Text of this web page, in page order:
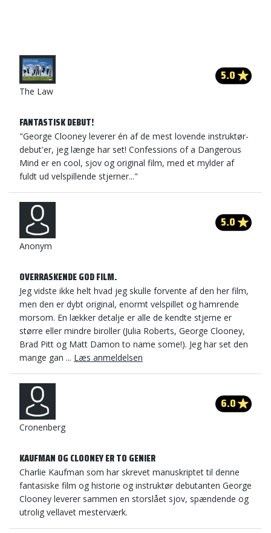
The Law
5.0
FANTASTISK DEBUT!
"George Clooney leverer én af de mest lovende instruktør-
debut'er, jeg længe har set! Confessions of a Dangerous
Mind er en cool, sjov og original film, med et mylder af
fuldt ud velspillende stjerner..."
Anonym
5.0
OVERRASKENDE GOD FILM.
Jeg vidste ikke helt hvad jeg skulle forvente af den her film,
men den er dybt original, enormt velspillet og hamrende
morsom. En lækker detalje er alle de kendte stjerne er
større eller mindre biroller (Julia Roberts, George Clooney,
Brad Pitt og Matt Damon to name some!). Jeg har set den
mange gan ... Læs anmeldelsen
Cronenberg
6.0
KAUFMAN OG CLOONEY ER TO GENIER
Charlie Kaufman som har skrevet manuskriptet til denne
fantasiske film og historie og instruktør debutanten George
Clooney leverer sammen en storslået sjov, spændende og
utrolig vellavet mesterværk.